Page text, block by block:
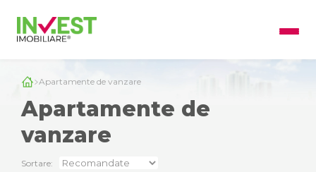
Apartamente de vanzare
Apartamente de
vanzare
Sortare: